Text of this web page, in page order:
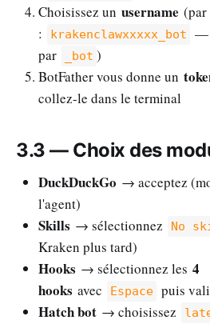
Choisissez un username (par
:
krakenclawxxxxx_bot
—
par
_bot )
BotFather vous donne un
collez-le dans le terminal
3.3 — Choix des
DuckDuckGo → acceptez
l'agent)
Skills → sélectionnez No
Kraken plus tard)
Hooks → sélectionnez les 4
hooks avec Espace puis
Hatch bot → choisissez